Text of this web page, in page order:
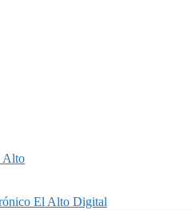
Alto
El Alto Digital